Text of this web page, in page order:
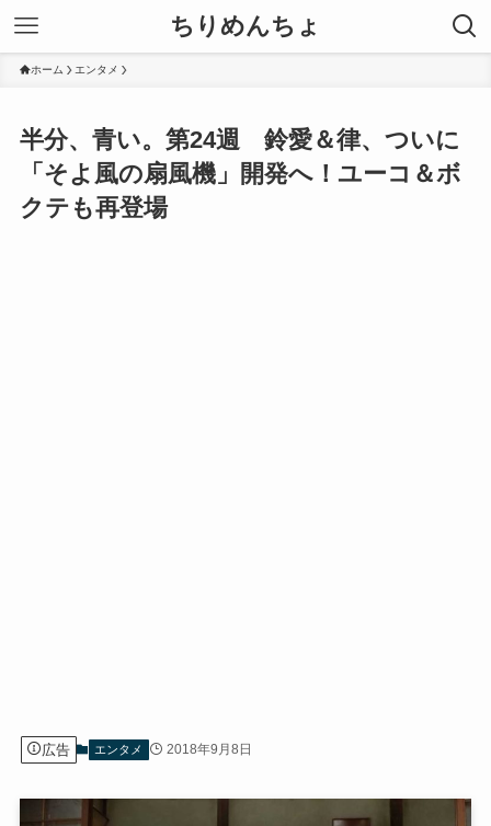
ちりめんちょ
ホーム エンタメ
半分、青い。第24週 鈴愛＆律、ついに
「そよ風の扇風機」開発へ！ユーコ＆ボ
クテも再登場
広告 エンタメ 2018年9月8日